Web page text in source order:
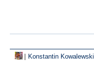
| Konstantin Kowalewski